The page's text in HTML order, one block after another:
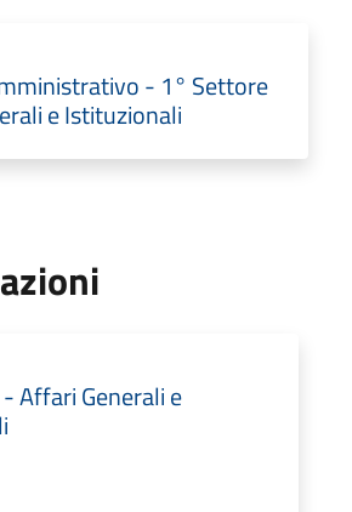
- 1° Settore
e Istituzionali
Affari Generali e